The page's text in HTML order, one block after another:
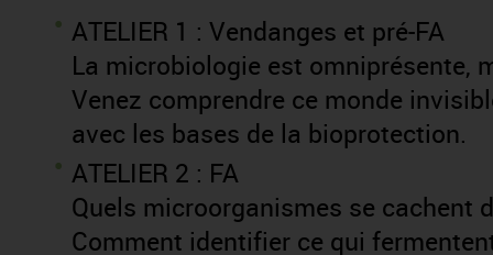
ATELIER 1 : Vendanges et pré-FA
La microbiologie est omniprésente,
Venez comprendre ce monde
avec les bases de la bioprotection.
ATELIER 2 : FA
Quels microorganismes se cachent
Comment identifier ce qui